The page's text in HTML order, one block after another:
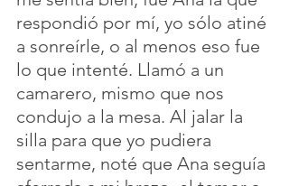
respondió por mí, yo sólo atiné
a sonreírle, o al menos eso fue
lo que intenté. Llamó a un
camarero, mismo que nos
condujo a la mesa. Al jalar la
silla para que yo pudiera
sentarme, noté que Ana seguía